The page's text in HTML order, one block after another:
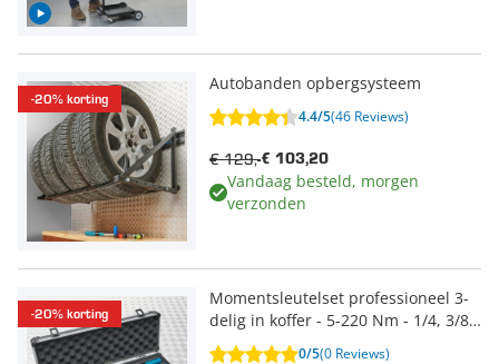
-20% korting
Autobanden opbergsysteem
4.4/5(46 Reviews)
€ 103,20
€ 129,-
Vandaag besteld, morgen
verzonden
-20% korting
Momentsleutelset professioneel 3-
delig in koffer - 5-220 Nm - 1/4, 3/8
en 1/2
0/5(0 Reviews)